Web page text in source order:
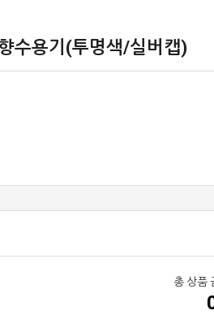
수용기(투명색/실버캡)
총 상품